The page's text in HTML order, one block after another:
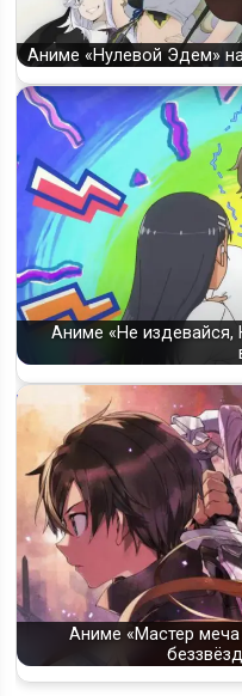
Аниме «Нулевой Эдем»
Аниме «Не издевайся,
Аниме «Мастер меча